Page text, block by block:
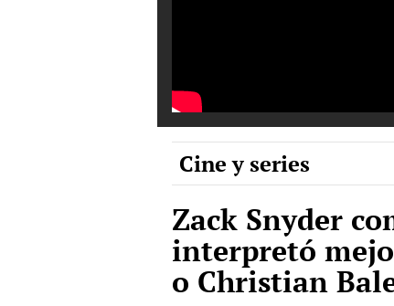
Cine y series
Zack Snyder
interpretó
o Christian